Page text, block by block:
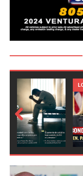
LOCAL
Prev
ious